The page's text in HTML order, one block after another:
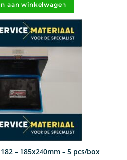
aan winkelwagen
– 185x240mm – 5 pcs/box